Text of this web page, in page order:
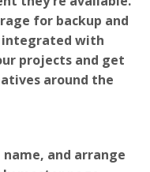
for backup and
integrated with
projects and get
around the
and arrange
master page